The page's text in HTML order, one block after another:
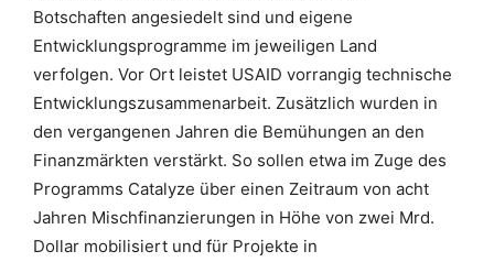
Botschaften angesiedelt sind und eigene
Entwicklungsprogramme im jeweiligen Land
verfolgen. Vor Ort leistet USAID vorrangig technische
Entwicklungszusammenarbeit. Zusätzlich wurden in
den vergangenen Jahren die Bemühungen an den
Finanzmärkten verstärkt. So sollen etwa im Zuge des
Programms Catalyze über einen Zeitraum von acht
Jahren Mischfinanzierungen in Höhe von zwei Mrd.
Dollar mobilisiert und für Projekte in